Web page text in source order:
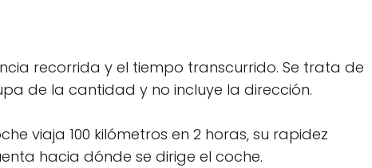
recorrida y el tiempo transcurrido. Se trata de
de la cantidad y no incluye la dirección.
viaja 100 kilómetros en 2 horas, su rapidez
hacia dónde se dirige el coche.